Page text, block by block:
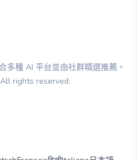
多種 AI 平台並由社群精選推薦。
rights reserved.